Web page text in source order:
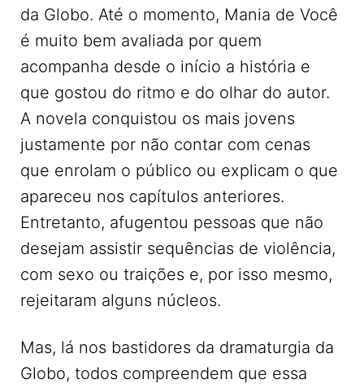
da Globo. Até o momento, Mania de Você
é muito bem avaliada por quem
acompanha desde o início a história e
que gostou do ritmo e do olhar do autor.
A novela conquistou os mais jovens
justamente por não contar com cenas
que enrolam o público ou explicam o que
apareceu nos capítulos anteriores.
Entretanto, afugentou pessoas que não
desejam assistir sequências de violência,
com sexo ou traições e, por isso mesmo,
rejeitaram alguns núcleos.
Mas, lá nos bastidores da dramaturgia da
Globo, todos compreendem que essa